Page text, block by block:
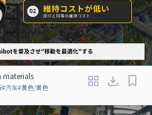
materials
#汽车#黄色/黄色